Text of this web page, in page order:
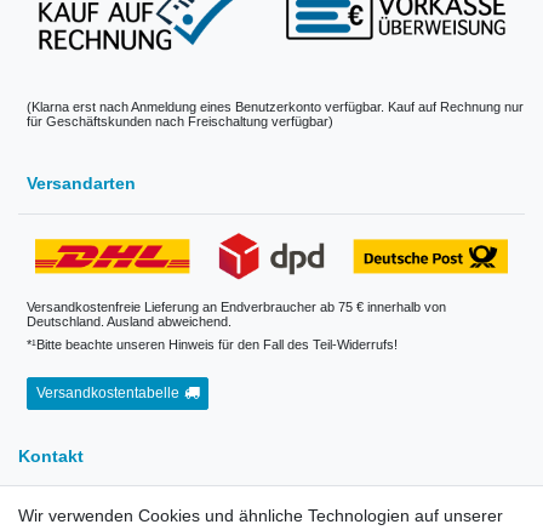
(Klarna erst nach Anmeldung eines Benutzerkonto verfügbar. Kauf auf Rechnung nur
für Geschäftskunden nach Freischaltung verfügbar)
Versandarten
Versandkostenfreie Lieferung an Endverbraucher ab 75 € innerhalb von
Deutschland. Ausland abweichend.
*¹Bitte beachte unseren Hinweis für den Fall des Teil-Widerrufs!
Versandkostentabelle
Kontakt
E-Mail:info[at]kreativplotter.de
Wir verwenden Cookies und ähnliche Technologien auf unserer